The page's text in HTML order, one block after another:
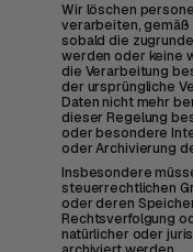
Wir löschen
verarbeiten, gemäß
sobald die
werden oder keine
die Verarbeitung
der ursprüngliche
Daten nicht mehr
dieser Regelung
oder besondere
oder Archivierung
Insbesondere
steuerrechtlichen
oder deren
Rechtsverfolgung
natürlicher oder